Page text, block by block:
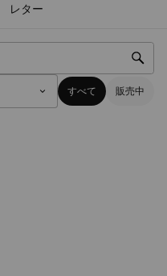
レター
すべて 販売中